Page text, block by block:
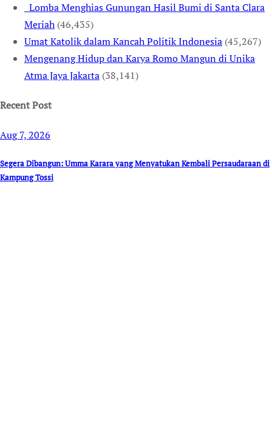
Lomba Menghias Gunungan Hasil Bumi di Santa Clara
Meriah (46,435)
Umat Katolik dalam Kancah Politik Indonesia (45,267)
Mengenang Hidup dan Karya Romo Mangun di Unika
Atma Jaya Jakarta (38,141)
Recent Post
Aug 7, 2026
Segera Dibangun: Umma Karara yang Menyatukan Kembali Persaudaraan di
Kampung Tossi